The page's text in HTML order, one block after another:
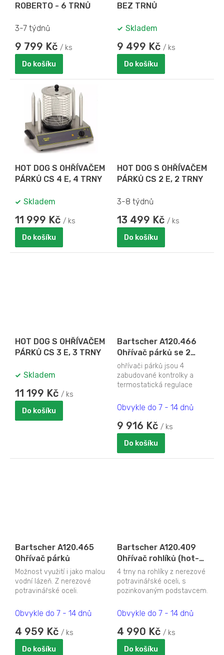
ROBERTO - 6 TRNŮ
3-7 týdnů
9 799 Kč / ks
Do košíku
BEZ TRNŮ
Skladem
9 499 Kč / ks
Do košíku
HOT DOG S OHŘÍVAČEM
PÁRKŮ CS 4 E, 4 TRNY
Skladem
11 999 Kč / ks
Do košíku
HOT DOG S OHŘÍVAČEM
PÁRKŮ CS 2 E, 2 TRNY
3-8 týdnů
13 499 Kč / ks
Do košíku
HOT DOG S OHŘÍVAČEM
PÁRKŮ CS 3 E, 3 TRNY
Skladem
11 199 Kč / ks
Do košíku
Bartscher A120.466
Ohřívač párků se 2
oddělenými komorami
a výpustným ventilem
ohřívači párků jsou 4
zabudované kontrolky a
termostatická regulace
90°C. Příkon: 2,0 kW/230...
Obvykle do 7 - 14 dnů
9 916 Kč / ks
Do košíku
Bartscher A120.465
Ohřívač párků
Možnost využití i jako malou
vodní lázeň. Z nerezové
potravinářské oceli.
rozsah: 30 až 90...
Obvykle do 7 - 14 dnů
4 959 Kč / ks
Do košíku
Bartscher A120.409
Ohřívač rohlíků (hot-
dog) - 4 trny
4 trny na rohlíky z nerezové
potravinářské oceli, s
pozinkovaným podstavcem.
Příkon: 190...
Obvykle do 7 - 14 dnů
4 990 Kč / ks
Do košíku